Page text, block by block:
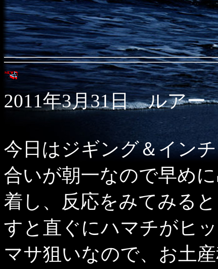
2011年3月31日 ルアー
今日はジギング＆イン
合いが朝一なので早め
着し、反応をみてみる
すと直ぐにハマチがヒ
マサ狙いなので、お土